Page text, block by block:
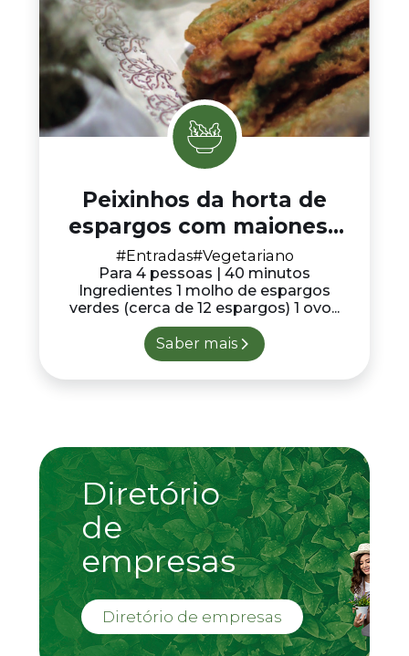
Peixinhos da horta de
espargos com maionese
de alho
#Entradas#Vegetariano
Para 4 pessoas | 40 minutos
Ingredientes 1 molho de espargos
verdes (cerca de 12 espargos) 1 ovo...
Saber mais
Diretório
de
empresas
Diretório de empresas